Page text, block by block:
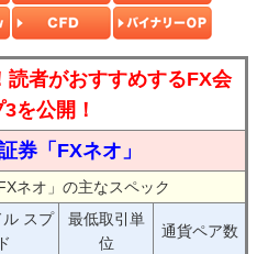
読者がおすすめするFX会
を公開！
券「FXネオ」
ネオ」の主なスペック
ル スプ
最低取引単
位
通貨ペア数